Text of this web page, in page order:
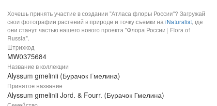
Хочешь принять участие в создании "Атласа флоры России"? Загружай
свои фотографии растений в природе и точку съемки на iNaturalist, где
они станут частью нашего нового проекта "Флора России | Flora of
Russia".
Штрихкод
MW0375684
Название в коллекции
Alyssum gmelinii (Бурачок Гмелина)
Принятое название
Alyssum gmelinii Jord. & Fourr. (Бурачок Гмелина)